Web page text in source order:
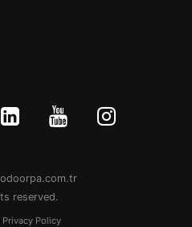
reserved.
Privacy Policy